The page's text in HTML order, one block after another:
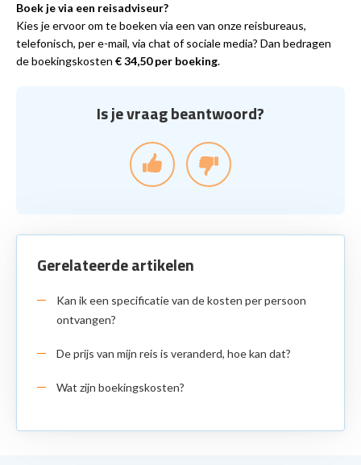
Boek je via een reisadviseur?
Kies je ervoor om te boeken via een van onze reisbureaus,
telefonisch, per e-mail, via chat of sociale media? Dan bedragen
de boekingskosten € 34,50 per boeking.
Is je vraag beantwoord?
Gerelateerde artikelen
Kan ik een specificatie van de kosten per persoon
ontvangen?
De prijs van mijn reis is veranderd, hoe kan dat?
Wat zijn boekingskosten?